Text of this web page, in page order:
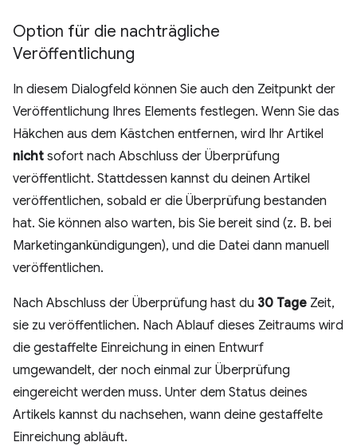
Option für die nachträgliche
Veröffentlichung
In diesem Dialogfeld können Sie auch den Zeitpunkt der
Veröffentlichung Ihres Elements festlegen. Wenn Sie das
Häkchen aus dem Kästchen entfernen, wird Ihr Artikel
nicht sofort nach Abschluss der Überprüfung
veröffentlicht. Stattdessen kannst du deinen Artikel
veröffentlichen, sobald er die Überprüfung bestanden
hat. Sie können also warten, bis Sie bereit sind (z. B. bei
Marketingankündigungen), und die Datei dann manuell
veröffentlichen.
Nach Abschluss der Überprüfung hast du 30 Tage Zeit,
sie zu veröffentlichen. Nach Ablauf dieses Zeitraums wird
die gestaffelte Einreichung in einen Entwurf
umgewandelt, der noch einmal zur Überprüfung
eingereicht werden muss. Unter dem Status deines
Artikels kannst du nachsehen, wann deine gestaffelte
Einreichung abläuft.